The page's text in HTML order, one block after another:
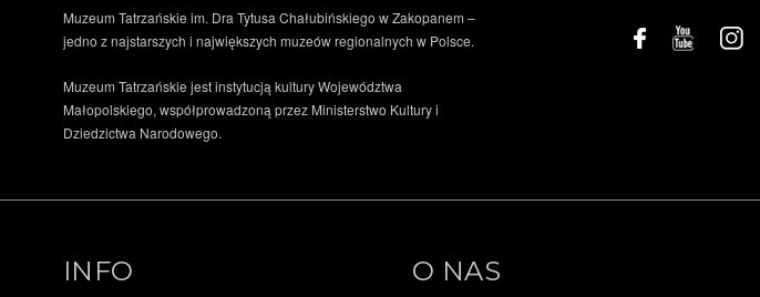
Muzeum Tatrzańskie im. Dra Tytusa Chałubińskiego w Zakopanem –
jedno z najstarszych i największych muzeów regionalnych w Polsce.
Muzeum Tatrzańskie jest instytucją kultury Województwa
Małopolskiego, współprowadzoną przez Ministerstwo Kultury i
Dziedzictwa Narodowego.
INFO O NAS